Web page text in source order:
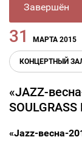
Завершён
31 МАРТА 2015
КОНЦЕРТНЫЙ
«JAZZ-
«Jazz-весна-